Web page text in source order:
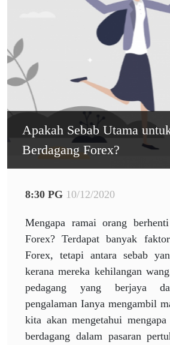
Apakah Sebab Utama
Berdagang Forex?
8:30 PG 10/12/2020
Mengapa ramai orang
Forex? Terdapat banyak
Forex, tetapi antara sebab
kerana mereka kehilangan
pedagang yang berjaya
pengalaman Ianya mengambil
kita akan mengetahui
berdagang dalam pasaran